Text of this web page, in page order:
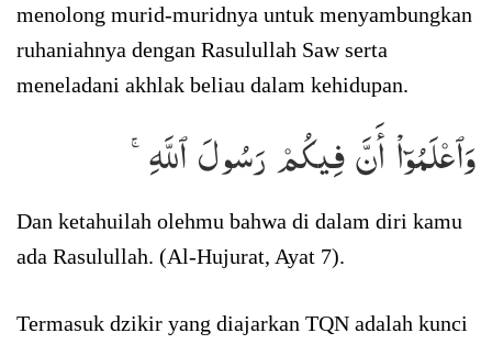
menolong murid-muridnya untuk menyambungkan
ruhaniahnya dengan Rasulullah Saw serta
meneladani akhlak beliau dalam kehidupan.
وَٱعۡلَمُوٓاْ أَنَّ فِيكُمۡ رَسُولَ ٱللَّهِۚ
Dan ketahuilah olehmu bahwa di dalam diri kamu
ada Rasulullah. (Al-Hujurat, Ayat 7).
Termasuk dzikir yang diajarkan TQN adalah kunci